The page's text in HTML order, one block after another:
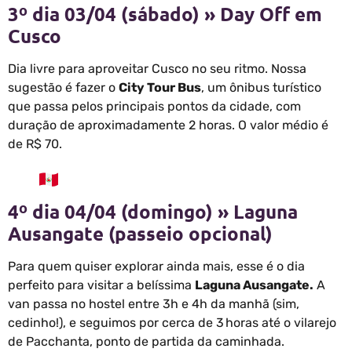
3º dia 03/04 (sábado) » Day Off em
Cusco
Dia livre para aproveitar Cusco no seu ritmo. Nossa
sugestão é fazer o City Tour Bus, um ônibus turístico
que passa pelos principais pontos da cidade, com
duração de aproximadamente 2 horas. O valor médio é
de R$ 70.
4º dia 04/04 (domingo) » Laguna
Ausangate (passeio opcional)
Para quem quiser explorar ainda mais, esse é o dia
perfeito para visitar a belíssima Laguna Ausangate. A
van passa no hostel entre 3h e 4h da manhã (sim,
cedinho!), e seguimos por cerca de 3 horas até o vilarejo
de Pacchanta, ponto de partida da caminhada.